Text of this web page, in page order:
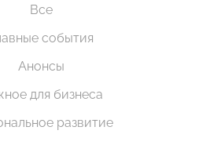
Все
события
Анонсы
для бизнеса
развитие